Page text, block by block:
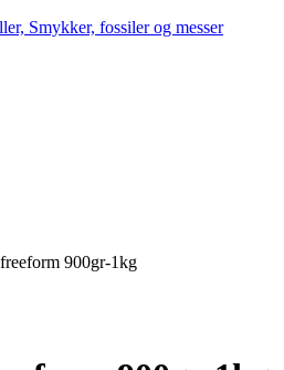
900gr-1kg